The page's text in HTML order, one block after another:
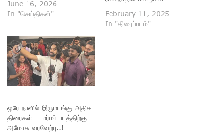
June 16, 2026
In "செய்திகள்"
February 11, 2025
In "திரைப்படம்"
ஒரே நாளில் இருமடங்கு அதிக
திரைகள் – மர்மர் படத்திற்கு
அமோக வரவேற்பு..!